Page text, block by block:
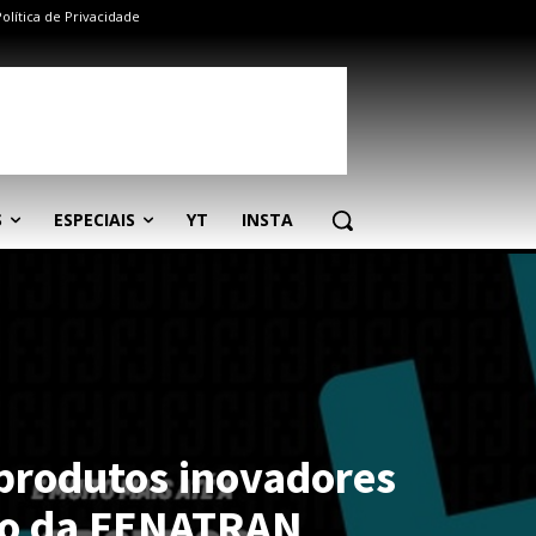
de Privacidade
ESPECIAIS YT INSTA
inovadores